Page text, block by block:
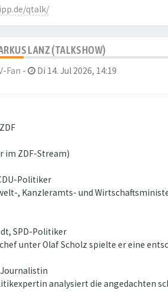
qtalk/
LANZ (TALKSHOW)
Fan - Di 14. Jul 2026, 14:19
im ZDF-Stream)
Politiker
, Kanzleramts- und
SPD-Politiker
unter Olaf Scholz spielte er eine
analysiert die angedachten